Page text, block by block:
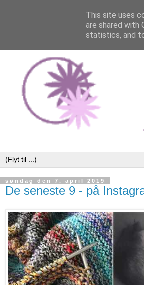
søndag den 7. april 2019
De seneste 9 - på
This site uses
are shared with
statistics, and